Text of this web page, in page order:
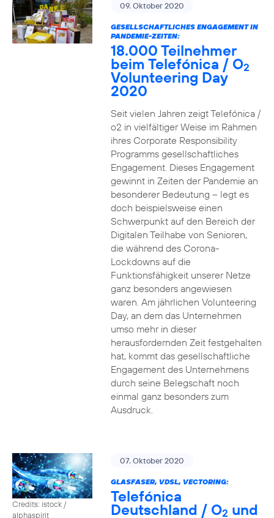
09. Oktober 2020
GESELLSCHAFTLICHES ENGAGEMENT IN
PANDEMIE-ZEITEN:
18.000 Teilnehmer
beim Telefónica / O2
Volunteering Day
2020
Seit vielen Jahren zeigt Telefónica /
o2 in vielfältiger Weise im Rahmen
ihres Corporate Responsibility
Programms gesellschaftliches
Engagement. Dieses Engagement
gewinnt in Zeiten der Pandemie an
besonderer Bedeutung – legt es
doch beispielsweise einen
Schwerpunkt auf den Bereich der
Digitalen Teilhabe von Senioren,
die während des Corona-
Lockdowns auf die
Funktionsfähigkeit unserer Netze
ganz besonders angewiesen
waren. Am jährlichen Volunteering
Day, an dem das Unternehmen
umso mehr in dieser
herausfordernden Zeit festgehalten
hat, kommt das gesellschaftliche
Engagement des Unternehmens
durch seine Belegschaft noch
einmal ganz besonders zum
Ausdruck.
Credits: istock /
alphaspirit
07. Oktober 2020
GLASFASER, VDSL, VECTORING:
Telefónica
Deutschland / O2 und